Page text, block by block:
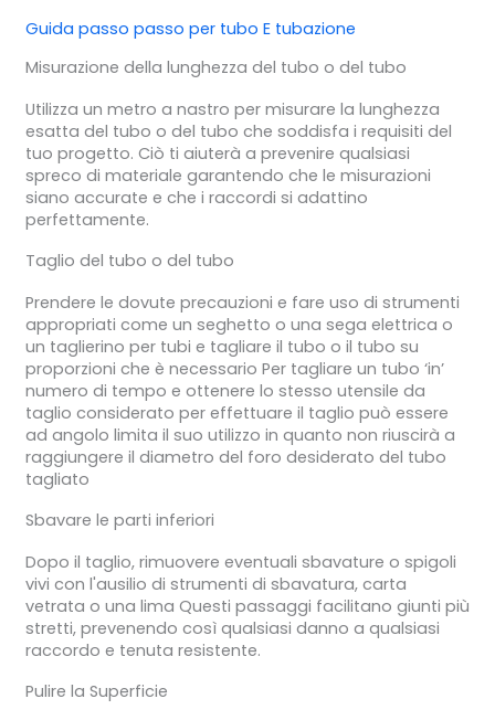
Guida passo passo per tubo E tubazione
Misurazione della lunghezza del tubo o del tubo
Utilizza un metro a nastro per misurare la lunghezza
esatta del tubo o del tubo che soddisfa i requisiti del
tuo progetto. Ciò ti aiuterà a prevenire qualsiasi
spreco di materiale garantendo che le misurazioni
siano accurate e che i raccordi si adattino
perfettamente.
Taglio del tubo o del tubo
Prendere le dovute precauzioni e fare uso di strumenti
appropriati come un seghetto o una sega elettrica o
un taglierino per tubi e tagliare il tubo o il tubo su
proporzioni che è necessario Per tagliare un tubo ‘in’
numero di tempo e ottenere lo stesso utensile da
taglio considerato per effettuare il taglio può essere
ad angolo limita il suo utilizzo in quanto non riuscirà a
raggiungere il diametro del foro desiderato del tubo
tagliato
Sbavare le parti inferiori
Dopo il taglio, rimuovere eventuali sbavature o spigoli
vivi con l'ausilio di strumenti di sbavatura, carta
vetrata o una lima Questi passaggi facilitano giunti più
stretti, prevenendo così qualsiasi danno a qualsiasi
raccordo e tenuta resistente.
Pulire la Superficie